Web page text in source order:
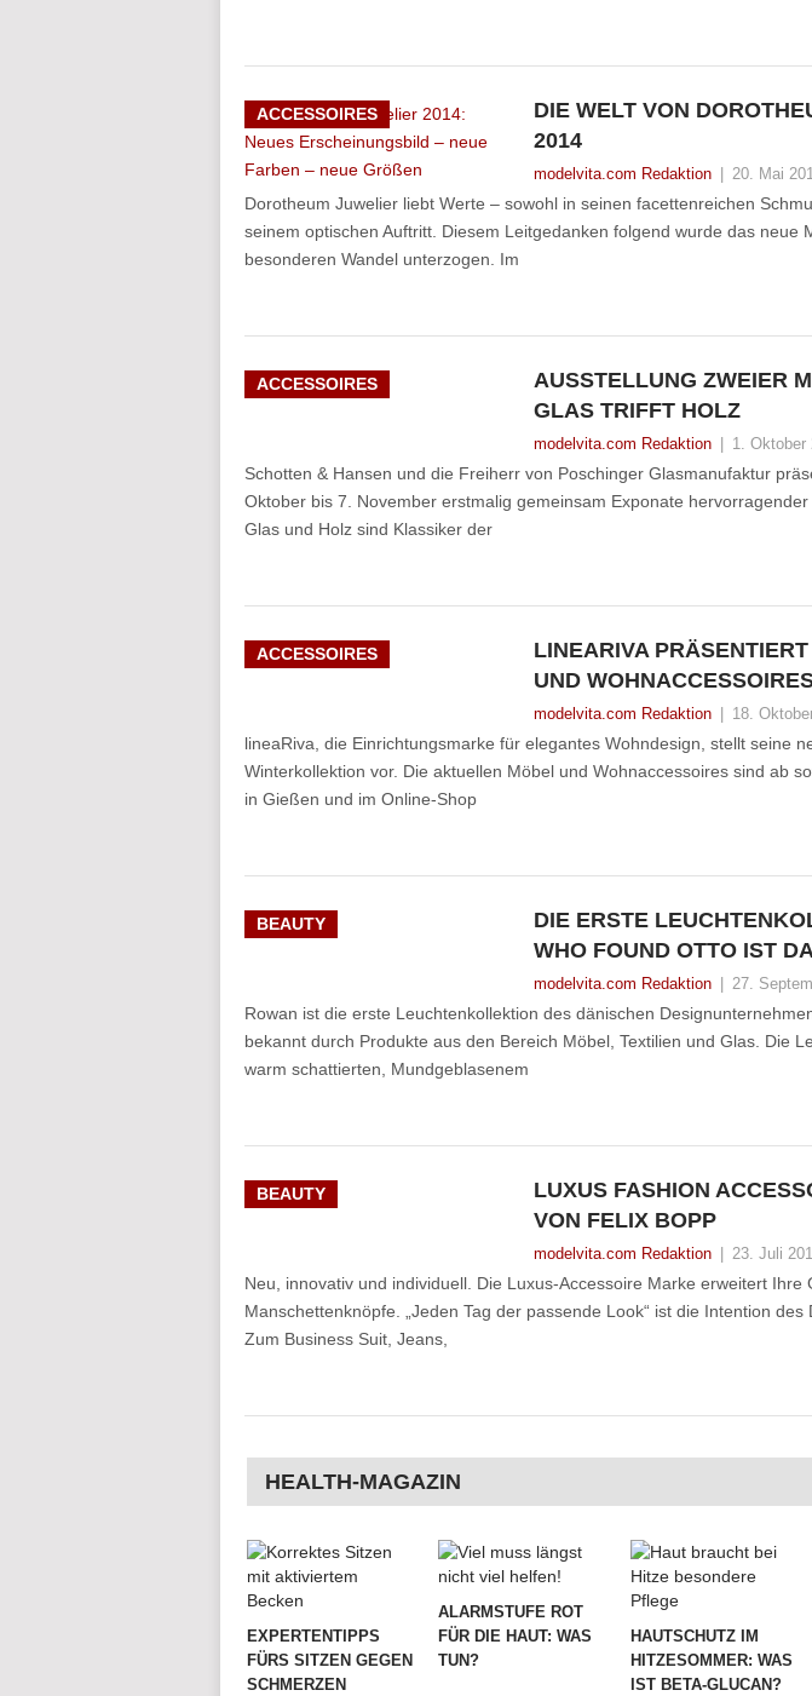
ACCESSOIRES
DIE WELT VON
2014
modelvita.com Redaktion 20. Mai
Dorotheum Juwelier liebt Werte – sowohl in seinen facettenreichen
seinem optischen Auftritt. Diesem Leitgedanken folgend wurde das neue
besonderen Wandel unterzogen. Im
ACCESSOIRES
AUSSTELLUNG ZWEIER
GLAS TRIFFT HOLZ
modelvita.com Redaktion 1. Oktober
Schotten & Hansen und die Freiherr von Poschinger Glasmanufaktur
Oktober bis 7. November erstmalig gemeinsam Exponate hervorragender
Glas und Holz sind Klassiker der
ACCESSOIRES
LINEARIVA
UND
modelvita.com Redaktion 18.
lineaRiva, die Einrichtungsmarke für elegantes Wohndesign, stellt seine
Winterkollektion vor. Die aktuellen Möbel und Wohnaccessoires sind ab
in Gießen und im Online-Shop
BEAUTY
DIE ERSTE
WHO FOUND OTTO IST
modelvita.com Redaktion 27.
Rowan ist die erste Leuchtenkollektion des dänischen
bekannt durch Produkte aus den Bereich Möbel, Textilien und Glas. Die
warm schattierten, Mundgeblasenem
BEAUTY
LUXUS FASHION
VON FELIX BOPP
modelvita.com Redaktion 23. Juli
Neu, innovativ und individuell. Die Luxus-Accessoire Marke erweitert Ihre
Manschettenknöpfe. „Jeden Tag der passende Look“ ist die Intention des
Zum Business Suit, Jeans,
HEALTH-MAGAZIN
EXPERTENTIPPS
FÜRS SITZEN GEGEN
SCHMERZEN
ALARMSTUFE ROT
FÜR DIE HAUT: WAS
TUN?
HAUTSCHUTZ IM
HITZESOMMER: WAS
IST BETA-GLUCAN?